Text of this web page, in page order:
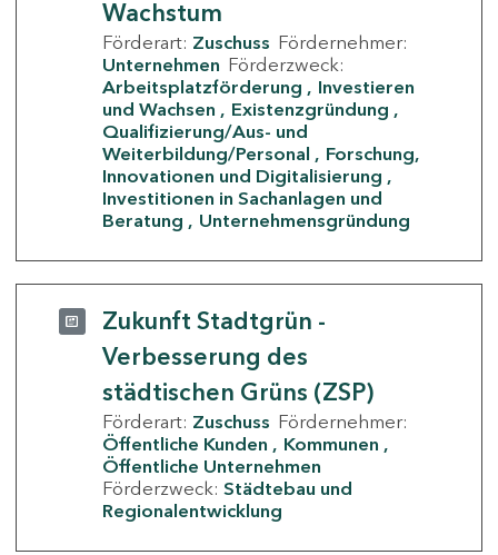
Wachstum
Förderart: Zuschuss Fördernehmer:
Unternehmen Förderzweck:
Arbeitsplatzförderung
Investieren
und Wachsen
Existenzgründung
Qualifizierung/Aus- und
Weiterbildung/Personal
Forschung,
Innovationen und Digitalisierung
Investitionen in Sachanlagen und
Beratung
Unternehmensgründung
Zukunft Stadtgrün -
Verbesserung des
städtischen Grüns (ZSP)
Förderart: Zuschuss Fördernehmer:
Öffentliche Kunden
Kommunen
Öffentliche Unternehmen
Förderzweck: Städtebau und
Regionalentwicklung